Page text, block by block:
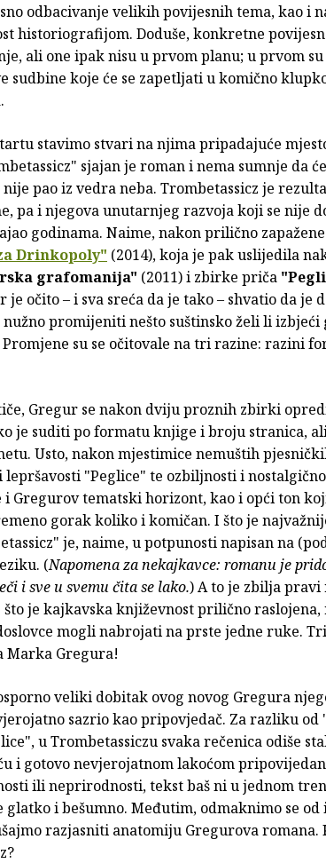
odbacivanje velikih povijesnih tema, kao i
historiografijom. Doduše, konkretne
ali one ipak nisu u prvom planu; u prvom
sudbine koje će se zapetljati u komično
stavimo stvari na njima pripadajuće
sjajan je roman i nema sumnje da
pao iz vedra neba. Trombetassicz je
pa i njegova unutarnjeg razvoja koji se nije
godinama. Naime, nakon prilično
Drinkopoly" (2014), koja je pak uslijedila
grafomanija" (2011) i zbirke priča
je očito – i sva sreća da je tako – shvatio da je
promijeniti nešto suštinsko želi li
su se očitovale na tri razine: razini
Gregur se nakon dviju proznih zbirki
je suditi po formatu knjige i broju stranica,
Usto, nakon mjestimice nemuštih
lepršavosti "Peglice" te ozbiljnosti i
i Gregurov tematski horizont, kao i opći ton
gorak koliko i komičan. I što je
je, naime, u potpunosti napisan na
(Napomena za nekajkavce: romanu je
i sve u svemu čita se lako.) A to je zbilja
što je kajkavska književnost prilično raslojena,
mogli nabrojati na prste jedne ruke.
Marka Gregura!
veliki dobitak ovog novog Gregura
sazrio kao pripovjedač. Za razliku od
u Trombetassiczu svaka rečenica odiše
i gotovo nevjerojatnom lakoćom
ili neprirodnosti, tekst baš ni u jednom
glatko i bešumno. Međutim, odmaknimo se
razjasniti anatomiju Gregurova romana.